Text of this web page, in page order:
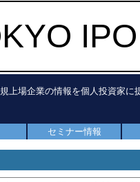
上場企業の情報を個人投資家に
セミナー情報